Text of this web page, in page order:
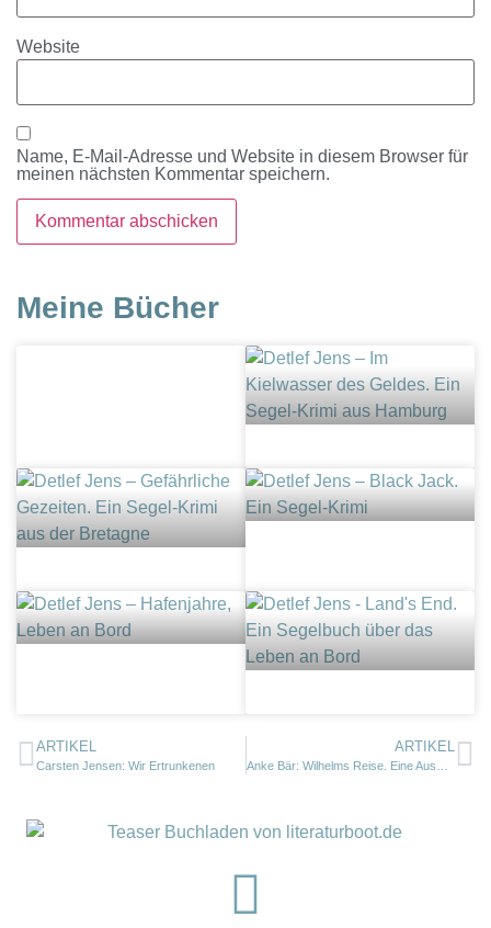
Website
Name, E-Mail-Adresse und Website in diesem Browser für
meinen nächsten Kommentar speichern.
Meine Bücher
ARTIKEL
Carsten Jensen: Wir Ertrunkenen
ARTIKEL